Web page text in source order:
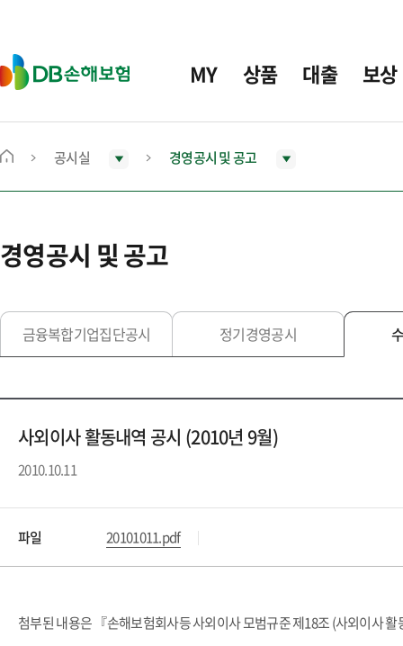
D
B
보
MY 상품 대출 보상
메
으
로
동
공시실 경영공시 및 공고
경영공시 및 공고
금융복합기업집단공시 정기경영공시
사외이사 활동내역 공시 (2010년 9월)
2010.10.11
파일 20101011.pdf
첨부된 내용은 『손해보험회사등 사외이사 모범규준 제18조 (사외이사